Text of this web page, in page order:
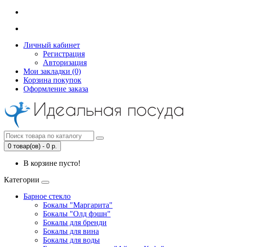
Личный кабинет
Регистрация
Авторизация
Мои закладки (0)
Корзина покупок
Оформление заказа
0 товар(ов) - 0 р.
В корзине пусто!
Категории
Барное стекло
Бокалы "Маргарита"
Бокалы "Олд фэшн"
Бокалы для бренди
Бокалы для вина
Бокалы для воды